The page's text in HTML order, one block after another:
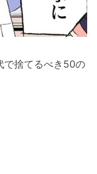
で捨てるべき50の